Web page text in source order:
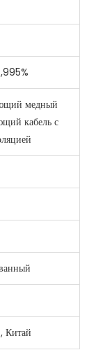
медный
кабель с
Китай